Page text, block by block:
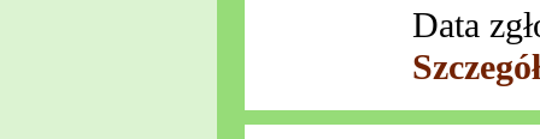
Data